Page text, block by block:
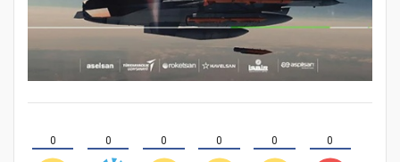
0 0 0 0 0 0